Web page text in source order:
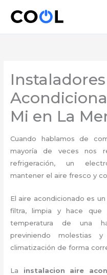
Mi en La
Cuando hablamos de
mayoría de veces nos
refrigeración, un
mantener el aire fresco y
El aire acondicionado es
filtra, limpia y hace que
temperatura de una
previniendo molestias
climatización de forma
La instalacion aire